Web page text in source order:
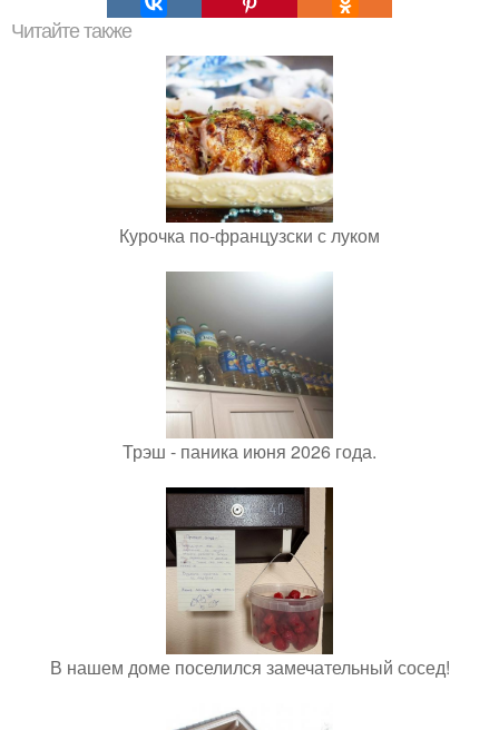
Читайте также
Курочка по-французски с луком
Трэш - паника июня 2026 года.
В нашем доме поселился замечательный сосед!